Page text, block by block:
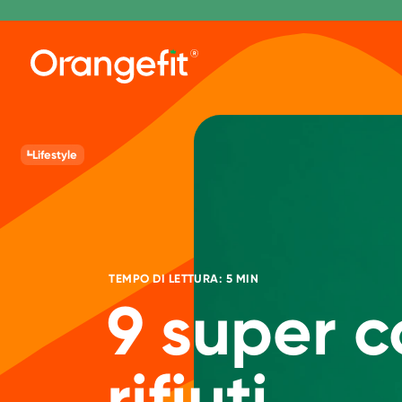
TEMPO DI LETTURA: 5 MIN
9 super
Lifestyle